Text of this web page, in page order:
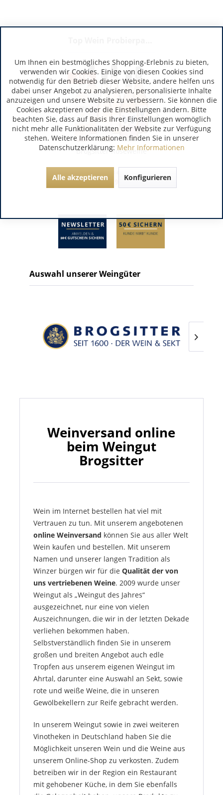
Brogsitter Prima
-41%
Brogsitter Roséweine
68,78 € 39,95 €
-34%
24 kleine
Auswahl unserer Weingüter
Weinversand online
beim Weingut
Brogsitter
Wein im Internet bestellen hat viel mit
Vertrauen zu tun. Mit unserem angebotenen
online Weinversand können Sie aus aller Welt
Wein kaufen und bestellen. Mit unserem
Namen und unserer langen Tradition als
Winzer bürgen wir für dieQualität der von
uns vertriebenen Weine. 2009 wurde unser
Weingut als „Weingut des Jahres“
ausgezeichnet, nur eine von vielen
Auszeichnungen, die wir in der letzten Dekade
verliehen bekommen haben.
Selbstverständlich finden Sie in unserem
großen und breiten Angebot auch edle
Tropfen aus unserem eigenen Weingut im
Ahrtal, darunter eine Auswahl an Sekt, sowie
rote und weiße Weine, die in unseren
Gewölbekellern zur Reife gebracht werden.
In unserem Weingut sowie in zwei weiteren
Vinotheken in Deutschland haben Sie die
Möglichkeit unseren Wein und die Weine aus
unserem Online-Shop zu verkosten. Zudem
betreiben wir in der Region ein Restaurant
mit gehobener Küche, in dem Sie ebenfalls
Um Ihnen ein bestmögliches Shopping-Erlebnis zu bieten,
verwenden wir Cookies. Einige von diesen Cookies sind
notwendig für den Betrieb dieser Website, andere helfen uns
dabei unser Angebot zu analysieren, personalisierte Inhalte
anzuzeigen und unsere Website zu verbessern. Sie können die
Cookies akzeptieren oder die Einstellungen ändern. Bitte
beachten Sie, dass auf Basis Ihrer Einstellungen womöglich
nicht mehr alle Funktionalitäten der Website zur Verfügung
stehen. Weitere Informationen finden Sie in unserer
Datenschutzerklärung: Mehr Informationen
Alle akzeptieren Konfigurieren